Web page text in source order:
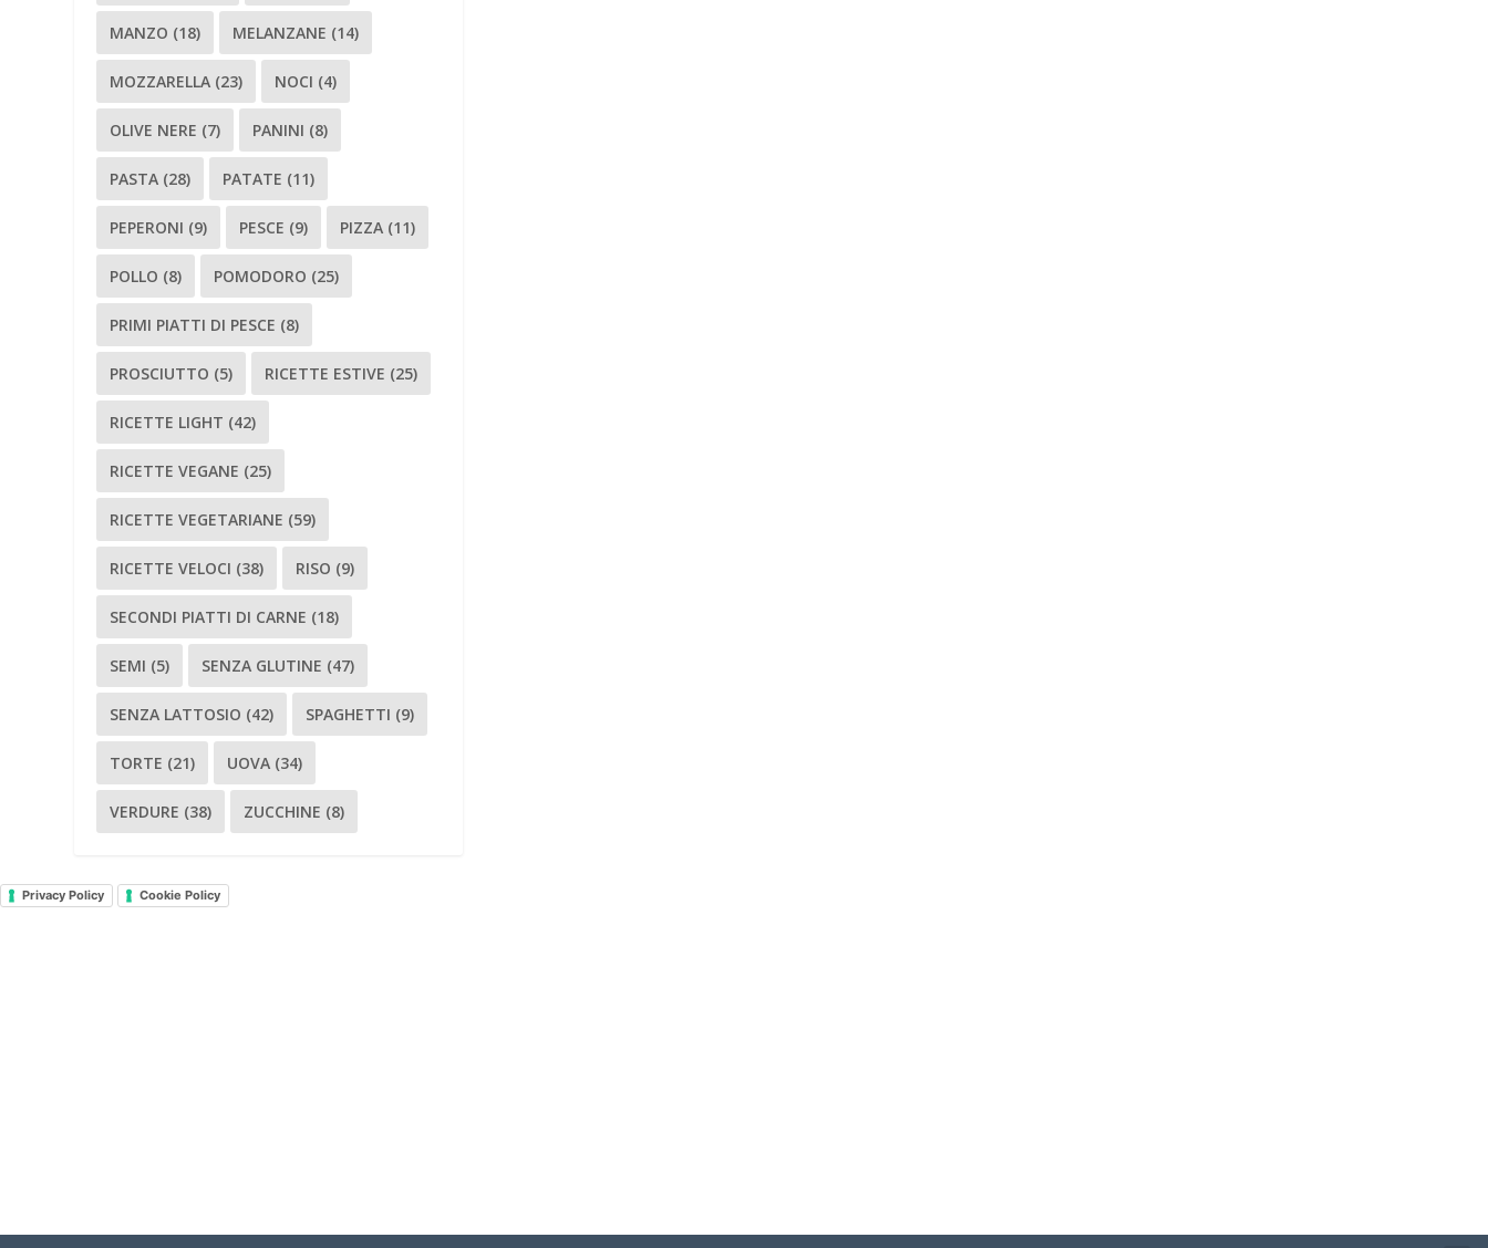
MANZO (18) MELANZANE (14)
MOZZARELLA (23) NOCI (4)
OLIVE NERE (7) PANINI (8)
PASTA (28) PATATE (11)
PEPERONI (9) PESCE (9) PIZZA (11)
POLLO (8) POMODORO (25)
PRIMI PIATTI DI PESCE (8)
PROSCIUTTO (5) RICETTE ESTIVE (25)
RICETTE LIGHT (42)
RICETTE VEGANE (25)
RICETTE VEGETARIANE (59)
RICETTE VELOCI (38) RISO (9)
SECONDI PIATTI DI CARNE (18)
SEMI (5) SENZA GLUTINE (47)
SENZA LATTOSIO (42) SPAGHETTI (9)
TORTE (21) UOVA (34)
VERDURE (38) ZUCCHINE (8)
Privacy Policy Cookie Policy